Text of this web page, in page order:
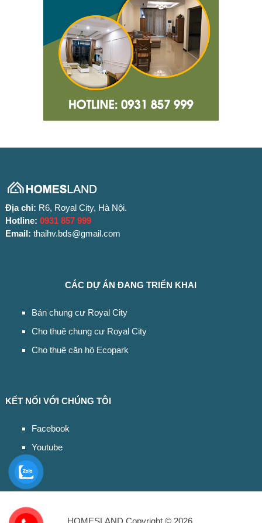
Địa chỉ: R6, Royal City, Hà Nội.
Hotline: 0931 857 999
Email: thaihv.bds@gmail.com
CÁC DỰ ÁN ĐANG TRIỂN KHAI
Bán chung cư Royal City
Cho thuê chung cư Royal City
Cho thuê căn hộ Ecopark
KẾT NỐI VỚI CHÚNG TÔI
Facebook
Youtube